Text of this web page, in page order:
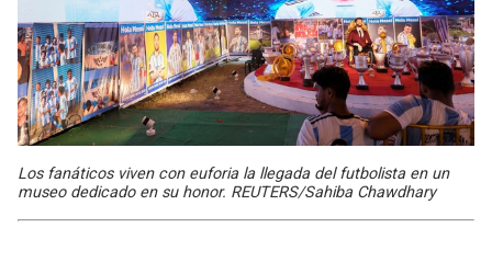
Los fanáticos viven con euforia la llegada del futbolista en un
museo dedicado en su honor. REUTERS/Sahiba Chawdhary